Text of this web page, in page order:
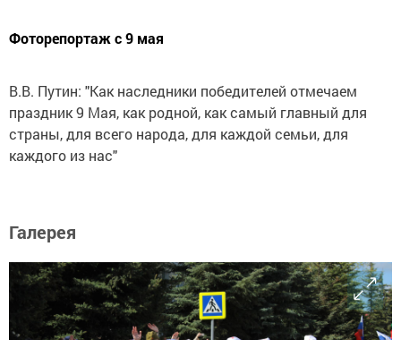
Фоторепортаж с 9 мая
В.В. Путин: "Как наследники победителей отмечаем
праздник 9 Мая, как родной, как самый главный для
страны, для всего народа, для каждой семьи, для
каждого из нас"
Галерея